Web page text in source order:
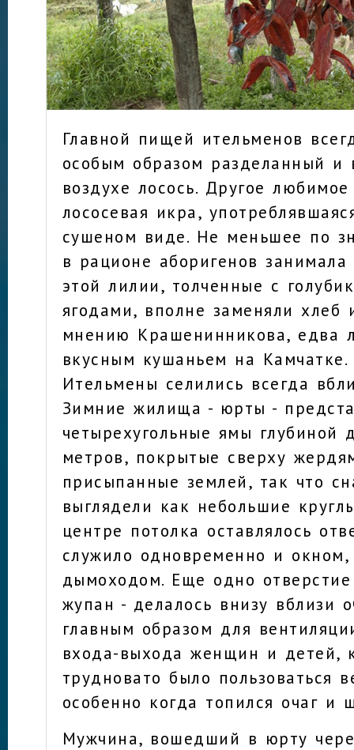
Главной пищей ительменов
особым образом разделанный
воздухе лосось. Другое
лососевая икра,
сушеном виде. Не меньшее по
в рационе аборигенов
этой лилии, толченные с
ягодами, вполне заменяли хлеб
мнению Крашенинникова, едва
вкусным кушаньем на Камчатке.
Ительмены селились всегда
Зимние жилища - юрты -
четырехугольные ямы глубиной
метров, покрытые сверху
присыпанные землей, так что
выглядели как небольшие
центре потолка оставлялось
служило одновременно и
дымоходом. Еще одно
жупан - делалось внизу вблизи
главным образом для
входа-выхода женщин и детей,
трудновато было пользоваться
особенно когда топился очаг и
Мужчина, вошедший в юрту